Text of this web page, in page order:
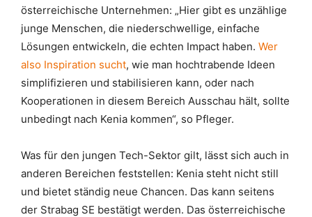
österreichische Unternehmen: „Hier gibt es unzählige
junge Menschen, die niederschwellige, einfache
Lösungen entwickeln, die echten Impact haben. Wer
also Inspiration sucht, wie man hochtrabende Ideen
simplifizieren und stabilisieren kann, oder nach
Kooperationen in diesem Bereich Ausschau hält, sollte
unbedingt nach Kenia kommen“, so Pfleger.
Was für den jungen Tech-Sektor gilt, lässt sich auch in
anderen Bereichen feststellen: Kenia steht nicht still
und bietet ständig neue Chancen. Das kann seitens
der Strabag SE bestätigt werden. Das österreichische